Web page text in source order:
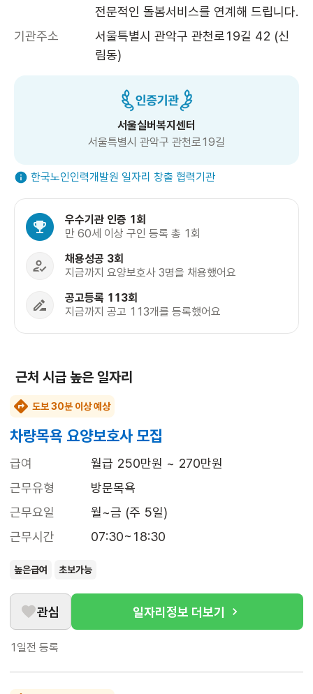
전문적인 돌봄서비스를 연계해 드립니다.
기관주소
서울특별시 관악구 관천로19길 42 (신
림동)
서울실버복지센터
서울특별시 관악구 관천로19길
한국노인인력개발원 일자리 창출 협력기관
우수기관 인증 1회
만 60세 이상 구인 등록 총 1회
채용성공 3회
지금까지 요양보호사 3명을 채용했어요
공고등록 113회
지금까지 공고 113개를 등록했어요
근처 시급 높은 일자리
도보 30분 이상 예상
차량목욕 요양보호사 모집
급여
월급 250만원 ~ 270만원
근무유형
방문목욕
근무요일
월~금 (주 5일)
근무시간
07:30~18:30
높은급여 초보가능
관심 일자리정보 더보기
1일전 등록